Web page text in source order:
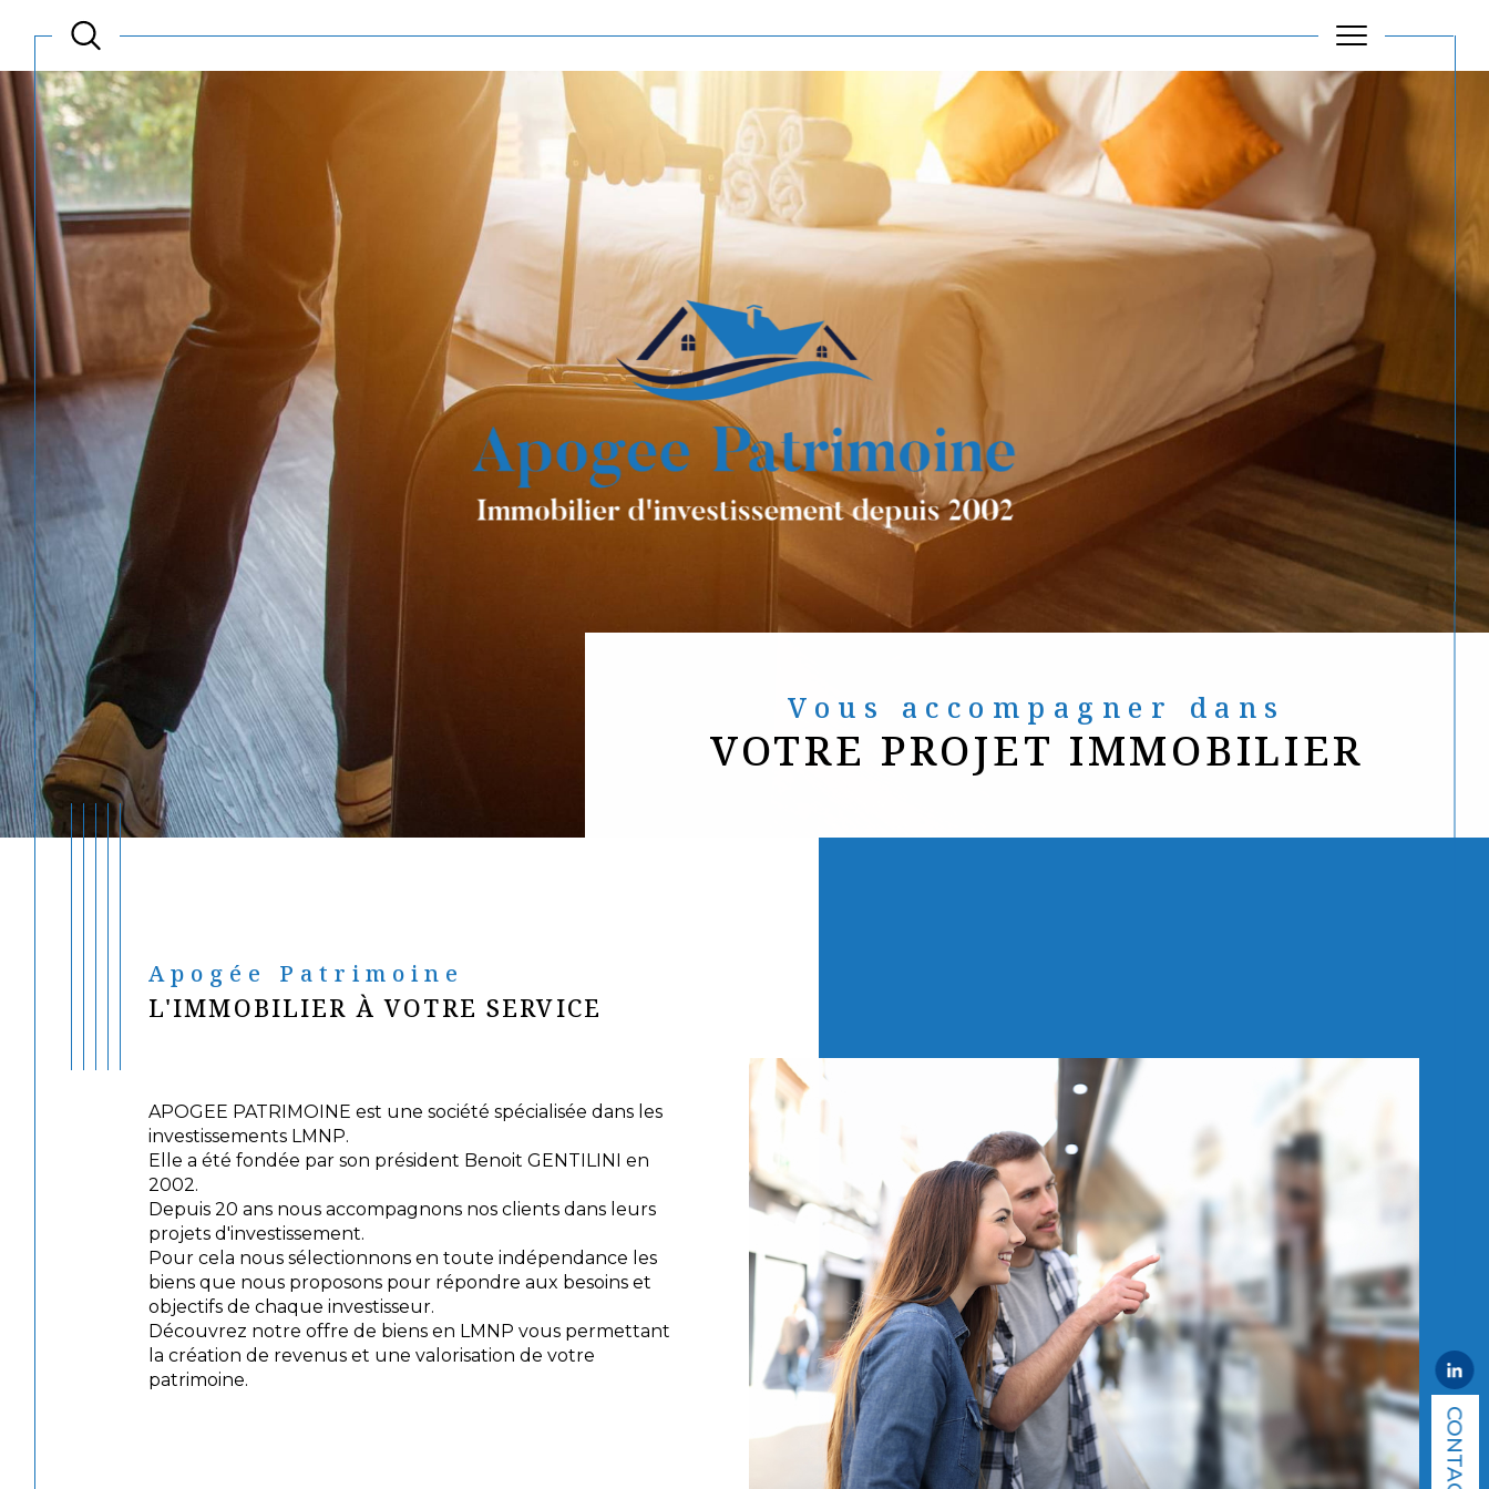
CONTACT
de l'ancien
Estimer
Filtrer
Voir les808annonces
Réinitialiser les filtres
Vous accompagner dans
VOTRE PROJET IMMOBILIER
Apogée Patrimoine
L'IMMOBILIER À VOTRE SERVICE
APOGEE PATRIMOINE est une société spécialisée dans les
investissements LMNP.
Elle a été fondée par son président Benoit GENTILINI en
2002.
Depuis 20 ans nous accompagnons nos clients dans leurs
projets d'investissement.
Pour cela nous sélectionnons en toute indépendance les
biens que nous proposons pour répondre aux besoins et
objectifs de chaque investisseur.
Découvrez notre offre de biens en LMNP vous permettant
la création de revenus et une valorisation de votre
patrimoine.